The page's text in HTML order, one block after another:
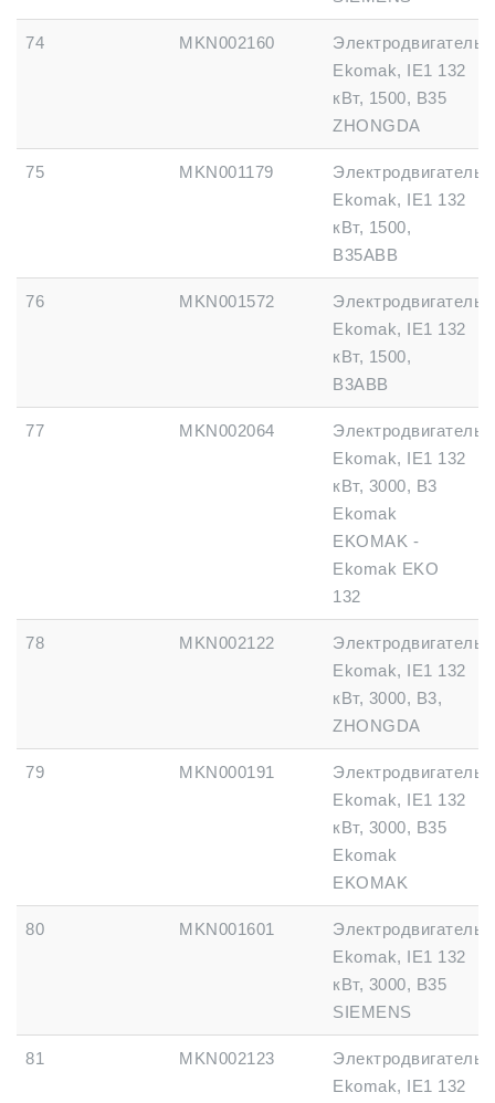
74 MKN002160
Электродвигатель
Ekomak, IE1 132
кВт, 1500, B35
ZHONGDA
75 MKN001179
Электродвигатель
Ekomak, IE1 132
кВт, 1500,
B35ABB
76 MKN001572
Электродвигатель
Ekomak, IE1 132
кВт, 1500,
B3ABB
77 MKN002064
Электродвигатель
Ekomak, IE1 132
кВт, 3000, B3
Ekomak
EKOMAK -
Ekomak EKO
132
78 MKN002122
Электродвигатель
Ekomak, IE1 132
кВт, 3000, B3,
ZHONGDA
79 MKN000191
Электродвигатель
Ekomak, IE1 132
кВт, 3000, B35
Ekomak
EKOMAK
80 MKN001601
Электродвигатель
Ekomak, IE1 132
кВт, 3000, B35
SIEMENS
81 MKN002123
Электродвигатель
Ekomak, IE1 132